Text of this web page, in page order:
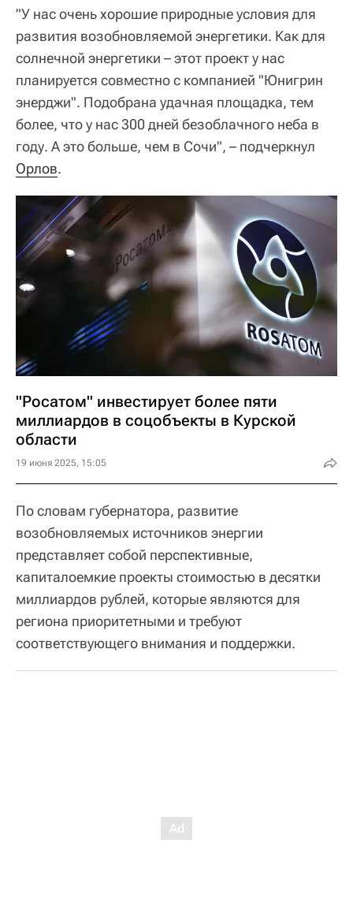
"У нас очень хорошие природные условия для
развития возобновляемой энергетики. Как для
солнечной энергетики – этот проект у нас
планируется совместно с компанией "Юнигрин
энерджи". Подобрана удачная площадка, тем
более, что у нас 300 дней безоблачного неба в
году. А это больше, чем в Сочи", – подчеркнул
Орлов.
"Росатом" инвестирует более пяти
миллиардов в соцобъекты в Курской
области
19 июня 2025, 15:05
По словам губернатора, развитие
возобновляемых источников энергии
представляет собой перспективные,
капиталоемкие проекты стоимостью в десятки
миллиардов рублей, которые являются для
региона приоритетными и требуют
соответствующего внимания и поддержки.